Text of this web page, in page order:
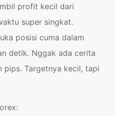
profit kecil dari
super singkat.
posisi cuma dalam
detik. Nggak ada cerita
pips. Targetnya kecil, tapi